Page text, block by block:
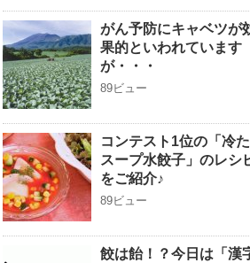
がん予防にキャベツが
果的といわれています
が・・・
89ビュー
コンテスト1位の「冷
スープ水餃子」のレシ
をご紹介♪
89ビュー
餃は飴！？今日は「漢